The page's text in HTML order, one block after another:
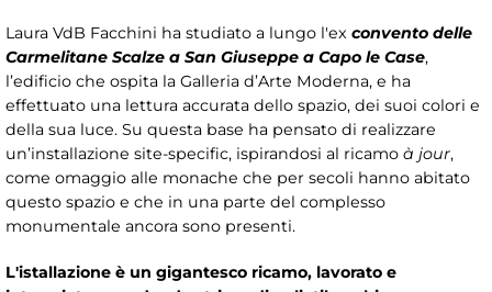
Laura VdB Facchini ha studiato a lungo l'ex convento delle
Carmelitane Scalze a San Giuseppe a Capo le Case,
l’edificio che ospita la Galleria d’Arte Moderna, e ha
effettuato una lettura accurata dello spazio, dei suoi colori e
della sua luce. Su questa base ha pensato di realizzare
un’installazione site-specific, ispirandosi al ricamo à jour,
come omaggio alle monache che per secoli hanno abitato
questo spazio e che in una parte del complesso
monumentale ancora sono presenti.
L'istallazione è un gigantesco ricamo, lavorato e